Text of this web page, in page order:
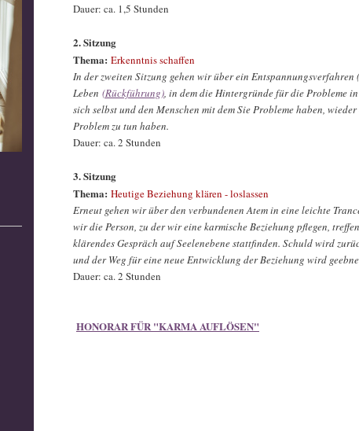
Dauer: ca. 1,5 Stunden
2. Sitzung
Thema: Erkenntnis schaffen
In der zweiten Sitzung gehen wir über ein Entspannungsverfahren (
Leben (Rückführung), in dem die Hintergründe für die Probleme
sich selbst und den Menschen mit dem Sie Probleme haben,
Problem zu tun haben.
Dauer: ca. 2 Stunden
3. Sitzung
Thema: Heutige Beziehung klären - loslassen
Erneut gehen wir über den verbundenen Atem in eine leichte
wir die Person, zu der wir eine karmische Beziehung pflegen,
klärendes Gespräch auf Seelenebene stattfinden. Schuld wird
und der Weg für eine neue Entwicklung der Beziehung wird
Dauer: ca. 2 Stunden
HONORAR FÜR "KARMA AUFLÖSEN"